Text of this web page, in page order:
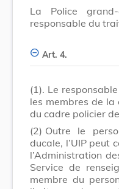
La Police
responsable du
Art. 4.
(1). Le
les membres de
du cadre policier
(2) Outre le
ducale, l’UIP peut
l’Administration
Service de
membre du